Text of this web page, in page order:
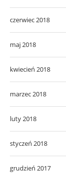
czerwiec 2018
maj 2018
kwiecień 2018
marzec 2018
luty 2018
styczeń 2018
grudzień 2017